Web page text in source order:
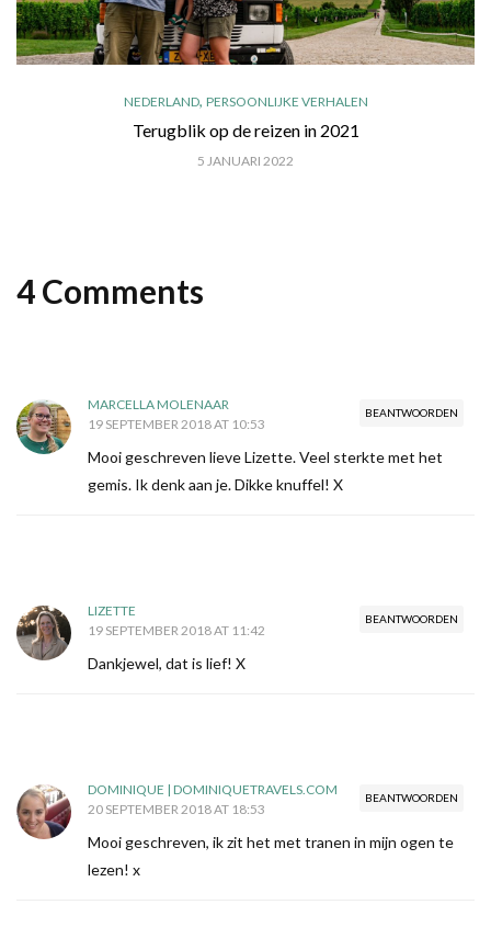
NEDERLAND, PERSOONLIJKE VERHALEN
Terugblik op de reizen in 2021
5 JANUARI 2022
4 Comments
BEANTWOORDEN
MARCELLA MOLENAAR
19 SEPTEMBER 2018 AT 10:53
Mooi geschreven lieve Lizette. Veel sterkte met het
gemis. Ik denk aan je. Dikke knuffel! X
BEANTWOORDEN
LIZETTE
19 SEPTEMBER 2018 AT 11:42
Dankjewel, dat is lief! X
BEANTWOORDEN
DOMINIQUE | DOMINIQUETRAVELS.COM
20 SEPTEMBER 2018 AT 18:53
Mooi geschreven, ik zit het met tranen in mijn ogen te
lezen! x